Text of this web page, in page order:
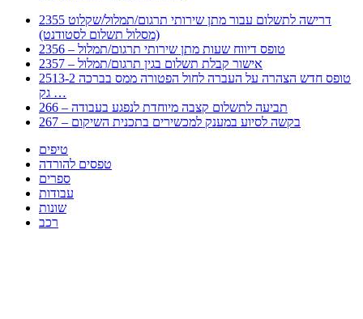
2355 דרישה לתשלום עבור מתן שירותי תרגום/תמלול/שקלוט
(מסלול תשלום לסטודנט)
2356 – טופס דיווח שעות מתן שירותי תרגום/תמלול
2357 – אישור קבלת תשלום בגין תרגום/תמלול
2513-2 טופס חדש הצהרה על העברה לחול הפטורה ממס בברכה
גק …
266 – תביעה לתשלום קצבה מיוחדת לנפגע בעבודה
267 – בקשה לסיוע במענק למכשירים בתכנית השיקום
טיפים
טפסים להורדה
ספרים
עבודות
שונות
רכב